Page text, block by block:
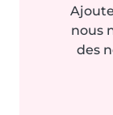
nous
des